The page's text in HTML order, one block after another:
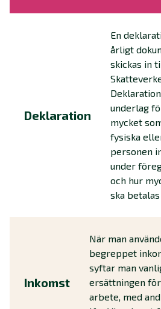
Deklaration
En
årligt
skickas in
underlag
mycket
fysiska
personen
under
och hur
ska
Inkomst
När man
begreppet
syftar man
ersättningen
arbete, med